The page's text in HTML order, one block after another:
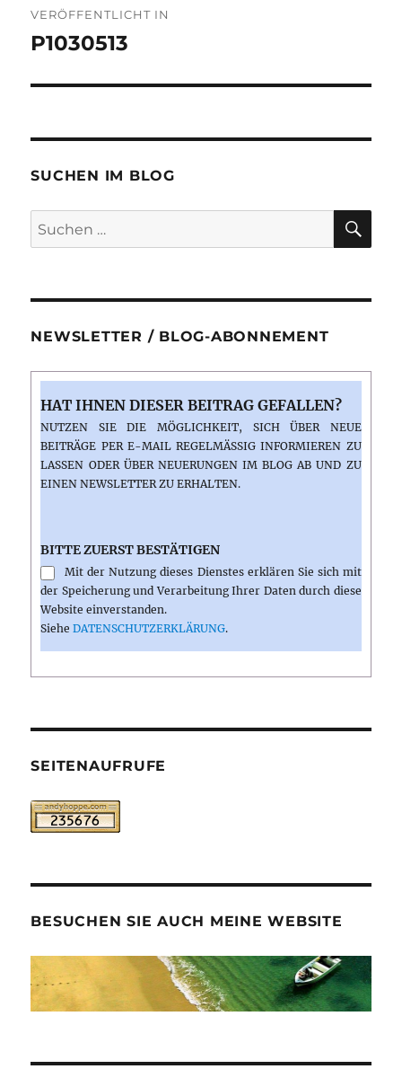
VERÖFFENTLICHT IN
P1030513
SUCHEN IM BLOG
Suchen
nach:
NEWSLETTER / BLOG-ABONNEMENT
HAT IHNEN DIESER BEITRAG GEFALLEN?
NUTZEN SIE DIE MÖGLICHKEIT, SICH ÜBER NEUE
BEITRÄGE PER E-MAIL REGELMÄSSIG INFORMIEREN ZU L
ASSEN ODER ÜBER NEUERUNGEN IM BLOG AB UND ZU E
INEN NEWSLETTER ZU ERHALTEN.
BITTE ZUERST BESTÄTIGEN
Mit der Nutzung dieses Dienstes erklären Sie sich mit
der Speicherung und Verarbeitung Ihrer Daten durch diese
Website einverstanden.
SieheDATENSCHUTZERKLÄRUNG.
SEITENAUFRUFE
BESUCHEN SIE AUCH MEINE WEBSITE